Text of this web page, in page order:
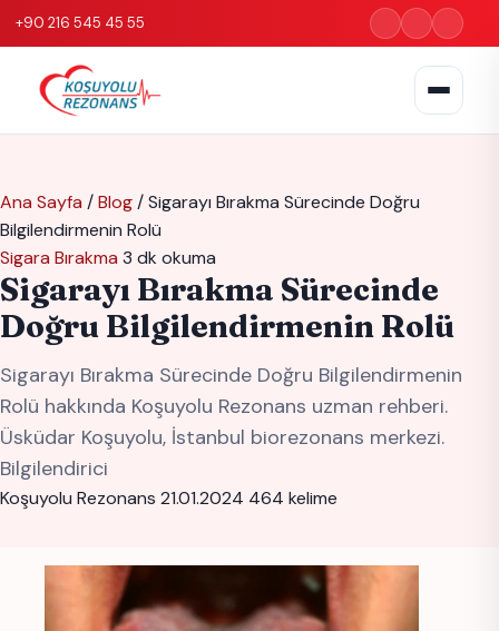
+90 216 545 45 55
Ana Sayfa /Blog/Sigarayı Bırakma Sürecinde Doğru
Bilgilendirmenin Rolü
Sigara Bırakma 3 dk okuma
Sigarayı Bırakma Sürecinde
Doğru Bilgilendirmenin Rolü
Sigarayı Bırakma Sürecinde Doğru Bilgilendirmenin
Rolü hakkında Koşuyolu Rezonans uzman rehberi.
Üsküdar Koşuyolu, İstanbul biorezonans merkezi.
Bilgilendirici
Koşuyolu Rezonans 21.01.2024 464 kelime